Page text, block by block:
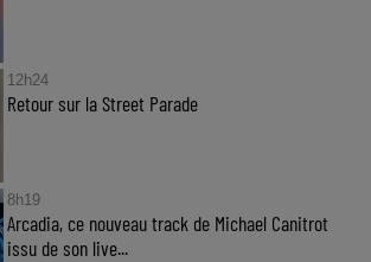
12h24
Retour sur la Street Parade
8h19
Arcadia, ce nouveau track de Michael Canitrot
issu de son live...